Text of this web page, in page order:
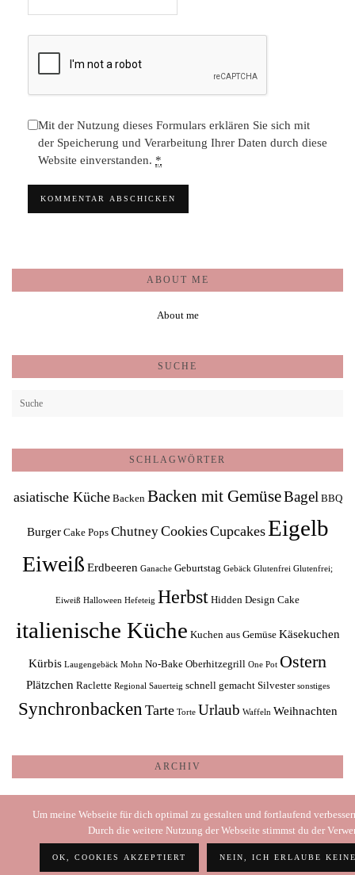
Mit der Nutzung dieses Formulars erklären Sie sich mit
der Speicherung und Verarbeitung Ihrer Daten durch diese
Website einverstanden. *
ABOUT ME
About me
SUCHE
SCHLAGWÖRTER
asiatische Küche Backen Backen mit GemüseBagel BBQ
Burger Cake Pops ChutneyCookiesCupcakesEigelb
Eiweiß Erdbeeren Ganache Geburtstag Gebäck Glutenfrei Glutenfrei;
Eiweiß Halloween Hefeteig Herbst Hidden Design Cake
italienische Küche Kuchen aus Gemüse Käsekuchen
Kürbis Laugengebäck Mohn No-Bake Oberhitzegrill One Pot Ostern
Plätzchen Raclette Regional Sauerteig schnell gemacht Silvester sonstiges
Synchronbacken Tarte Torte Urlaub Waffeln Weihnachten
ARCHIV
Archiv
Um meine Webseite für dich optimal zu gestalten und fortlaufend
Durch die weitere Nutzung der Webseite stimmst du der
OK, COOKIES AKZEPTIERT NEIN, ICH ERLAUBE